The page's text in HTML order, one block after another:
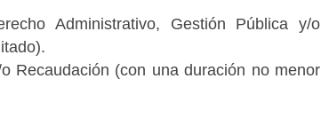
Administrativo, Gestión Pública y/o
Recaudación (con una duración no menor